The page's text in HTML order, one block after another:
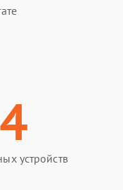
устройств